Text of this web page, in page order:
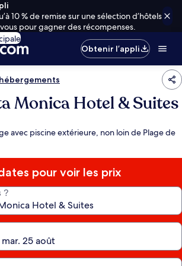
10 % de remise sur une sélection d’hôtels
pour gagner des récompenses.
Obtenir l’appli
Monica Hotel & Suites
avec piscine extérieure, non loin de Plage de
pour voir les prix
?